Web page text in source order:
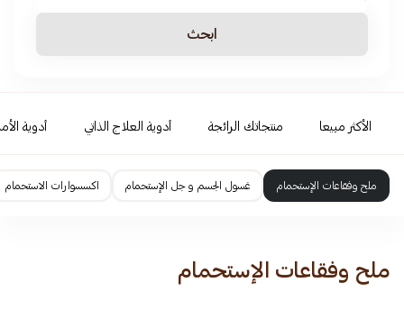
ابحث
الأكثر مبيعا منتجاتك الرائجة أدوية العلاج الذاتي أدوية
ملح وفقاعات الإستحمام غسول الجسم و جل الإستحمام اكسسوارات الاستحمام
ملح وفقاعات الإستحمام